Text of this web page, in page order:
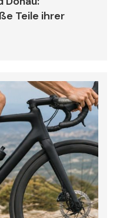
Teile ihrer